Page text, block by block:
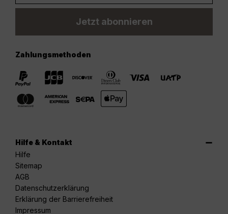
Jetzt abonnieren
Zahlungsmethoden
Hilfe & Kontakt
Hilfe
Sitemap
AGB
Datenschutzerklärung
Erklärung der Barrierefreiheit
Impressum